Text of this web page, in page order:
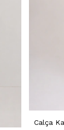
Calça